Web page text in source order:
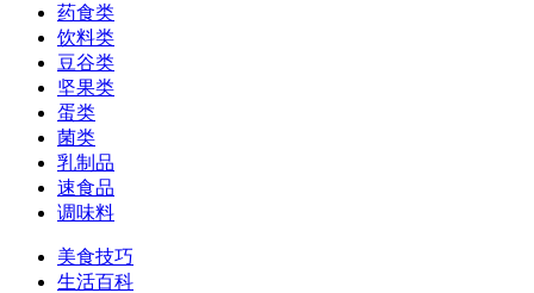
药食类
饮料类
豆谷类
坚果类
蛋类
菌类
乳制品
速食品
调味料
美食技巧
生活百科